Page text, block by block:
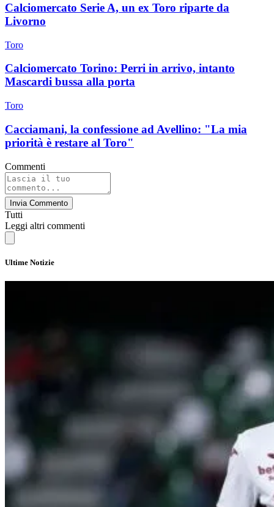
Calciomercato Serie A, un ex Toro riparte da
Livorno
Toro
Calciomercato Torino: Perri in arrivo, intanto
Mascardi bussa alla porta
Toro
Cacciamani, la confessione ad Avellino: "La mia
priorità è restare al Toro"
Commenti
Invia Commento
Tutti
Leggi altri commenti
Ultime Notizie